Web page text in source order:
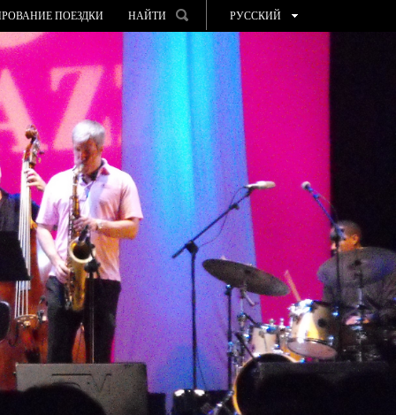
ПОЕЗДКИ НАЙТИ
РУССКИЙ
ESPAÑOL
VALENCIÀ
ENGLISH
FRANÇAIS
DEUTSCH